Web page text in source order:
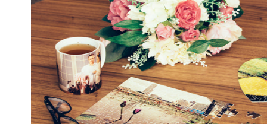
Ваш регион доставки
Выберите из списка:
10х15
13х18
15х15
15х20
20х20
20х30
30х30
30х40
А4
Фото
в